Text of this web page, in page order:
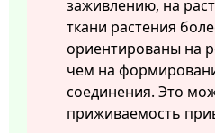
заживлению, на
ткани растения
ориентированы на
чем на
соединения. Это
приживаемость